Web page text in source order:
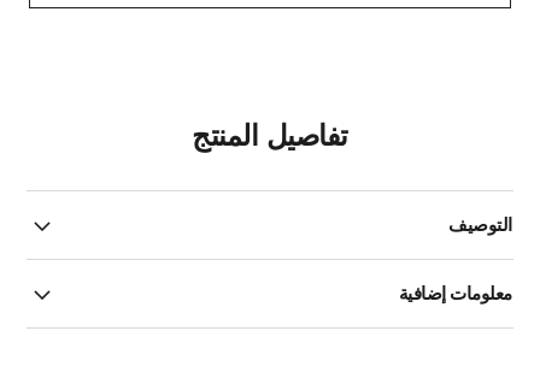
تفاصيل المنتج
التوصيف
معلومات إضافية